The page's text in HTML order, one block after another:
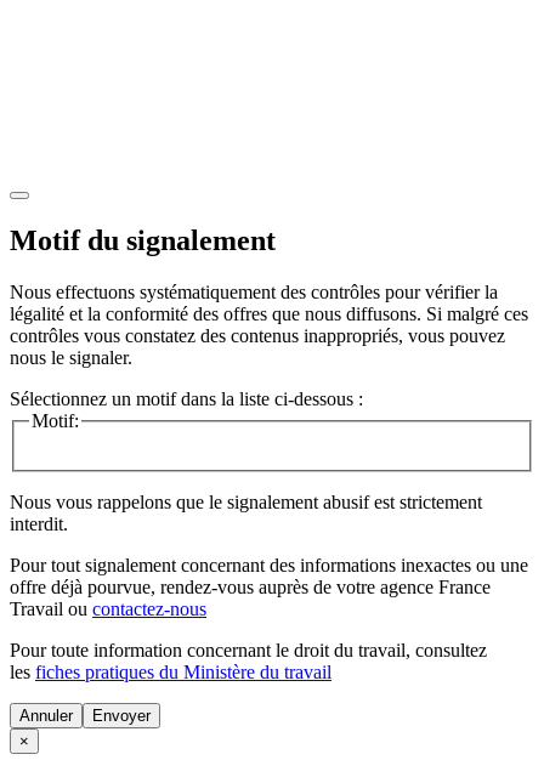
Motif du signalement
Nous effectuons systématiquement des contrôles pour vérifier la
légalité et la conformité des offres que nous diffusons. Si malgré ces
contrôles vous constatez des contenus inappropriés, vous pouvez
nous le signaler.
Sélectionnez un motif dans la liste ci-dessous :
Motif:
Nous vous rappelons que le signalement abusif est strictement
interdit.
Pour tout signalement concernant des informations inexactes ou une
offre déjà pourvue, rendez-vous auprès de votre agence France
Travail ou contactez-nous
Pour toute information concernant le droit du travail, consultez
les fiches pratiques du Ministère du travail
Annuler
×